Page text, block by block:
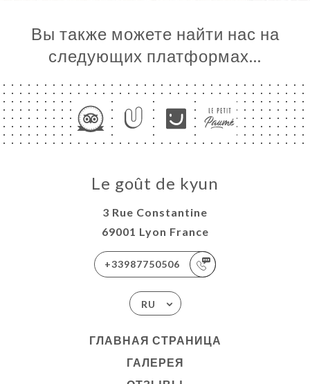
Вы также можете найти нас на
следующих платформах…
Le goût de kyun
3 Rue Constantine
69001 Lyon France
+33987750506
RU
ГЛАВНАЯ СТРАНИЦА
ГАЛЕРЕЯ